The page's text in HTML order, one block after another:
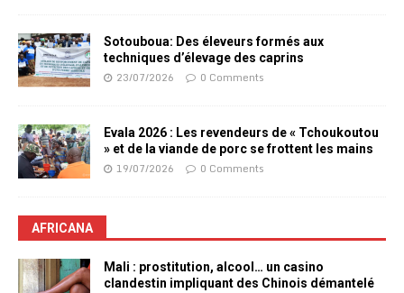
Sotouboua: Des éleveurs formés aux
techniques d’élevage des caprins
23/07/2026 0 Comments
Evala 2026 : Les revendeurs de « Tchoukoutou
» et de la viande de porc se frottent les mains
19/07/2026 0 Comments
AFRICANA
Mali : prostitution, alcool… un casino
clandestin impliquant des Chinois démantelé